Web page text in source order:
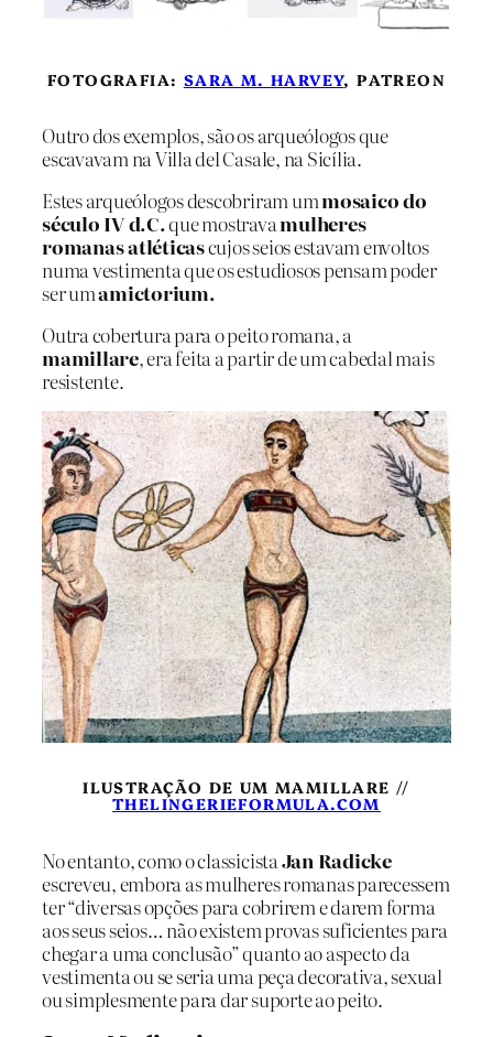
FOTOGRAFIA: SARA M. HARVEY, PATREON
Outro dos exemplos, são os arqueólogos que
escavavam na Villa del Casale, na Sicília.
Estes arqueólogos descobriram ummosaico do
século IV d.C.que mostravamulheres
romanas atléticascujos seios estavam envoltos
numa vestimenta que os estudiosos pensam poder
ser umamictorium.
Outra cobertura para o peito romana, a
mamillare, era feita a partir de um cabedal mais
resistente.
ILUSTRAÇÃO DE UM MAMILLARE //
THELINGERIEFORMULA.COM
No entanto, como o classicista Jan Radicke
escreveu, embora as mulheres romanas parecessem
ter “diversas opções para cobrirem e darem forma
aos seus seios… não existem provas suficientes para
chegar a uma conclusão” quanto ao aspecto da
vestimenta ou se seria uma peça decorativa, sexual
ou simplesmente para dar suporte ao peito.